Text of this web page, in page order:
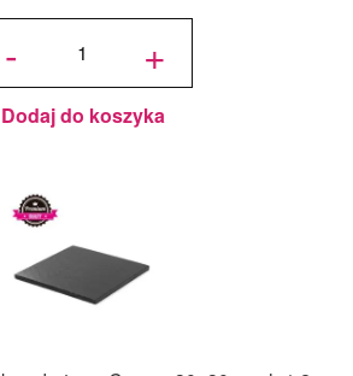
-
ilość
Srebrnycm,
cm +
Dodaj do koszyka